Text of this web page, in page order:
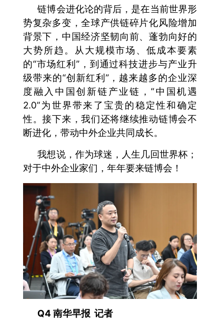
链博会进化论的背后，是在当前世界形
势复杂多变，全球产供链碎片化风险增加
背景下，中国经济坚韧向前、蓬勃向好的
大势所趋。从大规模市场、低成本要素
的“市场红利”，到通过科技进步与产业升
级带来的“创新红利”，越来越多的企业深
度融入中国创新链产业链，“中国机遇
2.0”为世界带来了宝贵的稳定性和确定
性。接下来，我们还将继续推动链博会不
断进化，带动中外企业共同成长。
我想说，作为球迷，人生几回世界杯；
对于中外企业家们，年年要来链博会！
Q4 南华早报 记者